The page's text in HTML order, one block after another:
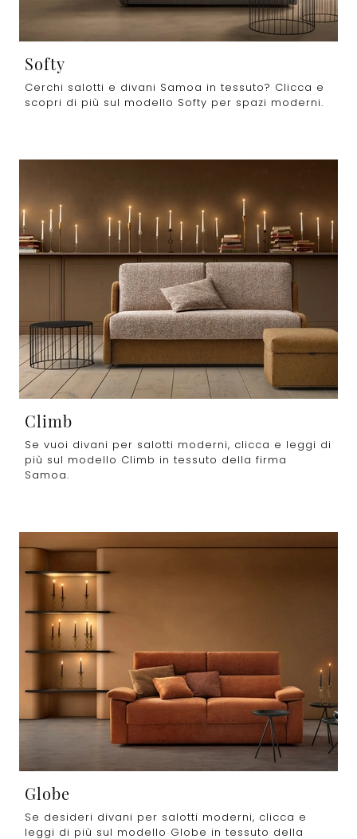
Softy
Cerchi salotti e divani Samoa in tessuto? Clicca e
scopri di più sul modello Softy per spazi moderni.
Climb
Se vuoi divani per salotti moderni, clicca e leggi di
più sul modello Climb in tessuto della firma
Samoa.
Globe
Se desideri divani per salotti moderni, clicca e
leggi di più sul modello Globe in tessuto della